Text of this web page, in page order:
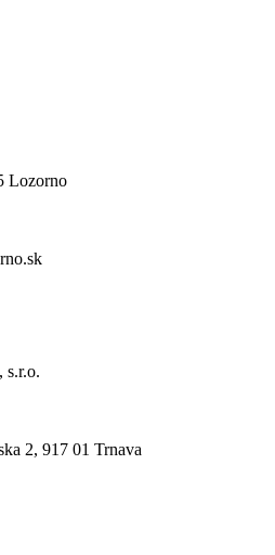
Lozorno
s.r.o.
2, 917 01 Trnava